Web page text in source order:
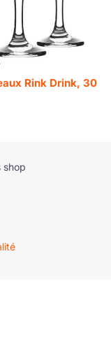
Rink Drink, 30